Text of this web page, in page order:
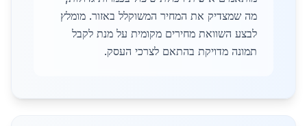
מה שמצדיק את המחיר המשוקלל באזור. מומלץ
לבצע השוואת מחירים מקומית על מנת לקבל
תמונה מדויקת בהתאם לצרכי העסק.